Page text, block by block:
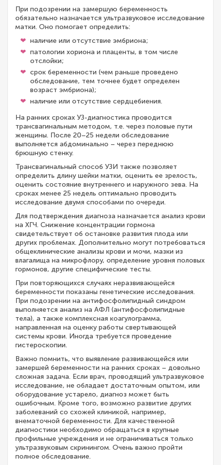
При подозрении на замершую беременность
обязательно назначается ультразвуковое исследование
матки. Оно помогает определить:
наличие или отсутствие эмбриона;
патологии хориона и плаценты, в том числе
отслойки;
срок беременности (чем раньше проведено
обследование, тем точнее будет определен
возраст эмбриона);
наличие или отсутствие сердцебиения.
На ранних сроках УЗ-диагностика проводится
трансвагинальным методом, т.е. через половые пути
женщины. После 20–25 недели обследование
выполняется абдоминально – через переднюю
брюшную стенку.
Трансвагинальный способ УЗИ также позволяет
определить длину шейки матки, оценить ее зрелость,
оценить состояние внутреннего и наружного зева. На
сроках менее 25 недель оптимально проводить
исследование двумя способами по очереди.
Для подтверждения диагноза назначается анализ крови
на ХГЧ. Снижение концентрации гормона
свидетельствует об остановке развития плода или
других проблемах. Дополнительно могут потребоваться
общеклинические анализы крови и мочи, мазки из
влагалища на микрофлору, определение уровня половых
гормонов, другие специфические тесты.
При повторяющихся случаях неразвивающейся
беременности показаны генетические исследования.
При подозрении на антифосфолипидный синдром
выполняется анализ на АФЛ (антифосфолипидные
тела), а также комплексная коагулограмма,
направленная на оценку работы свертывающей
системы крови. Иногда требуется проведение
гистероскопии.
Важно помнить, что выявление развивающейся или
замершей беременности на ранних сроках – довольно
сложная задача. Если врач, проводящий ультразвуковое
исследование, не обладает достаточным опытом, или
оборудование устарело, диагноз может быть
ошибочным. Кроме того, возможно развитие других
заболеваний со схожей клиникой, например,
внематочной беременности. Для качественной
диагностики необходимо обращаться в крупные
профильные учреждения и не ограничиваться только
ультразвуковым скринингом. Очень важно пройти
полное обследование.